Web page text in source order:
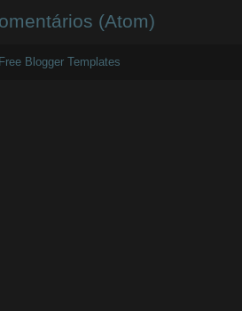
(Atom)
Blogger Templates